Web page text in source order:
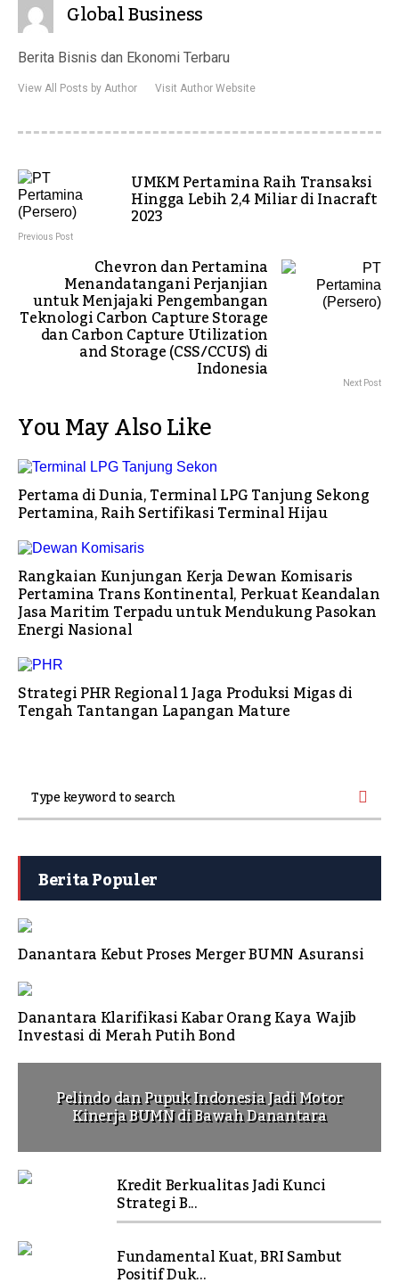
Global Business
Berita Bisnis dan Ekonomi Terbaru
View All Posts by Author Visit Author Website
UMKM Pertamina Raih Transaksi
Hingga Lebih 2,4 Miliar di Inacraft
2023
Previous Post
Chevron dan Pertamina
Menandatangani Perjanjian
untuk Menjajaki Pengembangan
Teknologi Carbon Capture Storage
dan Carbon Capture Utilization
and Storage (CSS/CCUS) di
Indonesia Next Post
You May Also Like
Pertama di Dunia, Terminal LPG Tanjung Sekong
Pertamina, Raih Sertifikasi Terminal Hijau
Rangkaian Kunjungan Kerja Dewan Komisaris
Pertamina Trans Kontinental, Perkuat Keandalan
Jasa Maritim Terpadu untuk Mendukung Pasokan
Energi Nasional
Strategi PHR Regional 1 Jaga Produksi Migas di
Tengah Tantangan Lapangan Mature
Berita Populer
Danantara Kebut Proses Merger BUMN Asuransi
Danantara Klarifikasi Kabar Orang Kaya Wajib
Investasi di Merah Putih Bond
Pelindo dan Pupuk Indonesia Jadi Motor
Kinerja BUMN di Bawah Danantara
Kredit Berkualitas Jadi Kunci
Strategi B...
Fundamental Kuat, BRI Sambut
Positif Duk...